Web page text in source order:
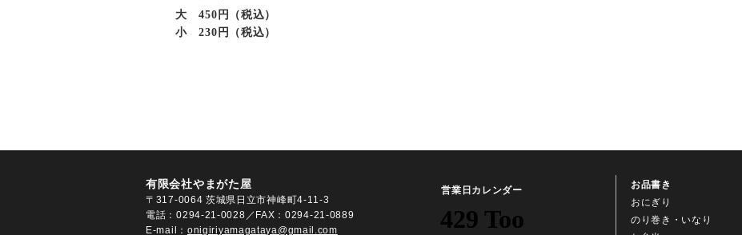
大 450円（税込）
小 230円（税込）
有限会社やまがた屋
〒317-0064 茨城県日立市神峰町4-11-3
電話：0294-21-0028 ／FAX：0294-21-0889
E-mail： onigiriyamagataya@gmail.com
営業日カレンダー
お品書き
おにぎり
のり巻き・いなり